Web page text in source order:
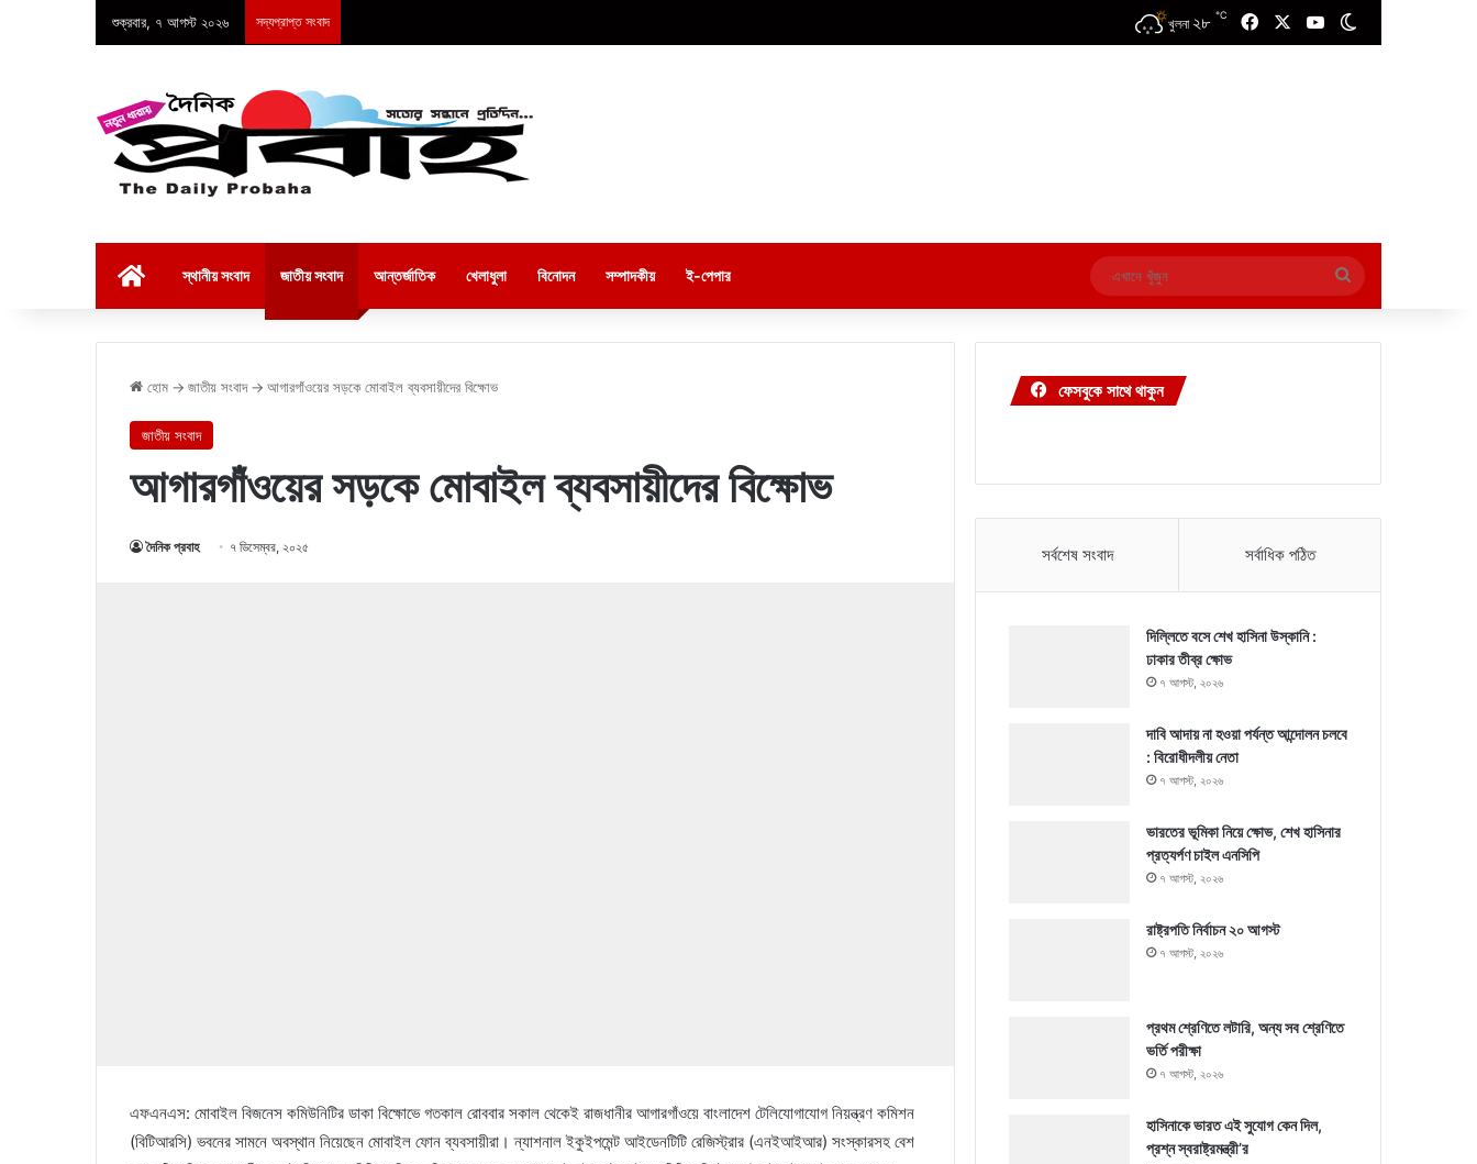
শুক্রবার, ৭ আগস্ট ২০২৬ সদ্যপ্রাপ্ত সংবাদ খুলনা ২৮ ℃ FacebookYouTube
স্থানীয় সংবাদ জাতীয় সংবাদ আন্তর্জাতিক খেলাধুলা বিনোদন সম্পাদকীয় ই-পেপার
এখানে
খুঁজুন
হোম → জাতীয় সংবাদ → আগারগাঁওয়ের সড়কে মোবাইল ব্যবসায়ীদের বিক্ষোভ
জাতীয় সংবাদ
আগারগাঁওয়ের সড়কে মোবাইল ব্যবসায়ীদের বিক্ষোভ
দৈনিক প্রবাহ ৭ ডিসেম্বর, ২০২৫
এফএনএস: মোবাইল বিজনেস কমিউনিটির ডাকা বিক্ষোভে গতকাল রোববার সকাল থেকেই রাজধানীর আগারগাঁওয়ে বাংলাদেশ টেলিযোগাযোগ নিয়ন্ত্রণ কমিশন
(বিটিআরসি) ভবনের সামনে অবস্থান নিয়েছেন মোবাইল ফোন ব্যবসায়ীরা। ন্যাশনাল ইকুইপমেন্ট আইডেনটিটি রেজিস্ট্রার (এনইআইআর) সংস্কারসহ বেশ
ফেসবুকে সাথে থাকুন
সর্বশেষ সংবাদ সর্বাধিক পঠিত
দিল্লিতে বসে শেখ হাসিনা উস্কানি :
ঢাকার তীব্র ক্ষোভ
৭ আগস্ট, ২০২৬
দাবি আদায় না হওয়া পর্যন্ত আন্দোলন চলবে
: বিরোধীদলীয় নেতা
৭ আগস্ট, ২০২৬
ভারতের ভূমিকা নিয়ে ক্ষোভ, শেখ হাসিনার
প্রত্যর্পণ চাইল এনসিপি
৭ আগস্ট, ২০২৬
রাষ্ট্রপতি নির্বাচন ২০ আগস্ট
৭ আগস্ট, ২০২৬
প্রথম শ্রেণিতে লটারি, অন্য সব শ্রেণিতে
ভর্তি পরীক্ষা
৭ আগস্ট, ২০২৬
হাসিনাকে ভারত এই সুযোগ কেন দিল,
প্রশ্ন স্বরাষ্ট্রমন্ত্রী’র